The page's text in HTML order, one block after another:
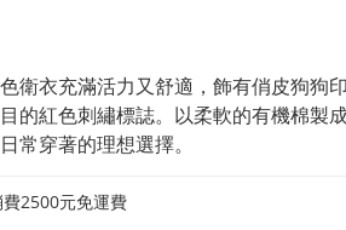
衛衣充滿活力又舒適，飾有俏皮狗狗
的紅色刺繡標誌。以柔軟的有機棉製
常穿著的理想選擇。
2500元免運費